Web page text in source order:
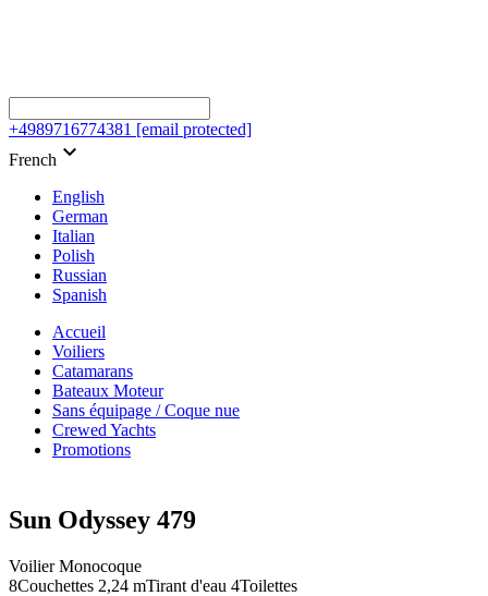
+4989716774381 [email protected]
French keyboard_arrow_down
English
German
Italian
Polish
Russian
Spanish
Accueil
Voiliers
Catamarans
Bateaux Moteur
Sans équipage / Coque nue
Crewed Yachts
Promotions
Sun Odyssey 479
Voilier Monocoque
8Couchettes 2,24 mTirant d'eau 4Toilettes